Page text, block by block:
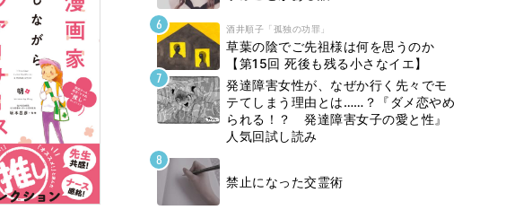
酒井順子「孤独の功罪」
草葉の陰でご先祖様は何を思うのか
【第15回 死後も残る小さなイエ】
発達障害女性が、なぜか行く先々でモ
テてしまう理由とは……？『ダメ恋やめ
られる！？ 発達障害女子の愛と性』
人気回試し読み
禁止になった交霊術